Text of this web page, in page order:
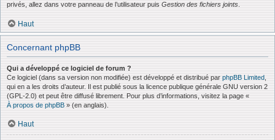
privés, allez dans votre panneau de l’utilisateur puis Gestion des fichiers joints
Haut
Concernant phpBB
Qui a développé ce logiciel de forum ?
Ce logiciel (dans sa version non modifiée) est développé et distribué par phpBB Limited
qui en a les droits d’auteur. Il est publié sous la licence publique générale GNU version 2
(GPL-2.0) et peut être diffusé librement. Pour plus d’informations, visitez la page «
À propos de phpBB » (en anglais).
Haut